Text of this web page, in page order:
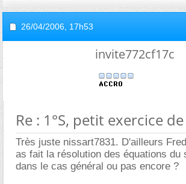
26/04/2006, 17h53
invite772cf17c
Re : 1°S, petit exercice
Très juste nissart7831. D'ailleurs
as fait la résolution des équations du
dans le cas général ou pas encore ?